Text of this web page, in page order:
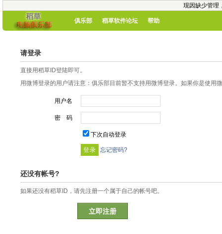
现因缺少管理
俱乐部 稻草软件论坛 帮助
请登录
直接用稻草ID登陆即可。
用微博登录的用户请注意：俱乐部目前暂不支持用微博登录。如果你是使用
用户名
密 码
下次自动登录
忘记密码?
还没有帐号?
如果还没有稻草ID，请先注册一个属于自己的帐号吧。
立即注册